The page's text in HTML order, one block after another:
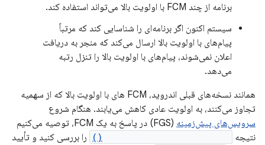
برنامه از چند FCM با اولویت بالا می‌تواند استفاده کند.
سیستم اکنون اگر برنامه‌ای را شناسایی کند که مرتباً
پیام‌های با اولویت بالا ارسال می‌کند که منجر به دریافت
اعلان نمی‌شوند، پیام‌های با اولویت بالا را تنزل رتبه
می‌دهد.
همانند نسخه‌های قبلی اندروید، FCM های با اولویت بالا که از سهمیه
تجاوز می‌کنند، به اولویت عادی کاهش می‌یابند. هنگام شروع
سرویس‌های پیش‌زمینه
(FGS) در پاسخ به یک FCM، توصیه می‌کنیم
نتیجه
را بررسی کنید و تأیید